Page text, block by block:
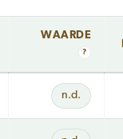
WAARDE
?
n.d.